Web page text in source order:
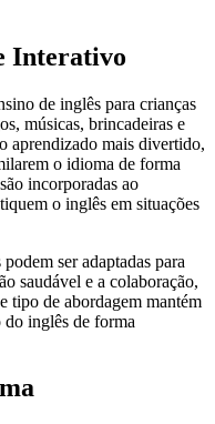
Interativo
de inglês para crianças
músicas, brincadeiras e
aprendizado mais divertido,
o idioma de forma
incorporadas ao
o inglês em situações
ser adaptadas para
saudável e a colaboração,
tipo de abordagem mantém
do inglês de forma